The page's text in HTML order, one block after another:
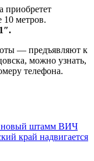
приобретет
10 метров.
— предъявляют к
можно узнать,
телефона.
новый штамм ВИЧ
край надвигается